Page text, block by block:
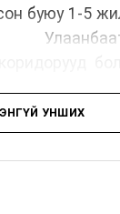
буюу 1-5
засвар,
хэлж
УНШИХ